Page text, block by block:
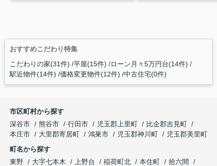
おすすめこだわり特集
こだわりの家(31件) 平屋(15件) ローン月々5万円台(14件)
駅近物件(14件) 価格変更物件(12件) 中古住宅(0件)
市区町村から探す
深谷市
熊谷市 行田市 児玉郡上里町
比企郡吉見町
本庄市
大里郡寄居町 鴻巣市 児玉郡神川町
児玉郡美里町
町名から探す
東野
大字七本木 上野台 稲荷町北 本住町
拾六間